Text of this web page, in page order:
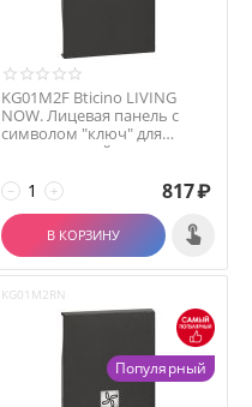
KG01M2F Bticino LIVING
NOW. Лицевая панель с
символом "ключ" для
выключателей и переклю...
+
− 817₽
В КОРЗИНУ
KG01M2RN
Популярный